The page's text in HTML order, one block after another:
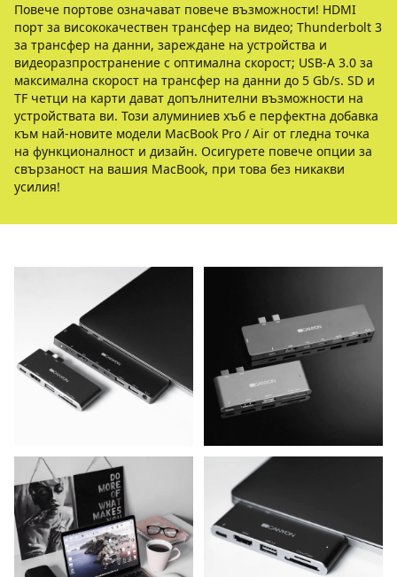
Повече портове означават повече възможности! HDMI
порт за висококачествен трансфер на видео; Thunderbolt 3
за трансфер на данни, зареждане на устройства и
видеоразпространение с оптимална скорост; USB-A 3.0 за
максимална скорост на трансфер на данни до 5 Gb/s. SD и
TF четци на карти дават допълнителни възможности на
устройствата ви. Този алуминиев хъб е перфектна добавка
към най-новите модели MacBook Pro / Air от гледна точка
на функционалност и дизайн. Осигурете повече опции за
свързаност на вашия MacBook, при това без никакви
усилия!